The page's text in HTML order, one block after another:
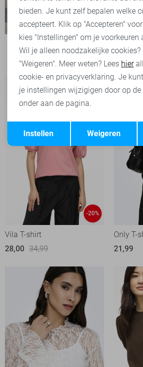
79,99
-20%
Vila T-shirt
28,00 34,99
Only T-
21,99
Terug
bieden. Je kunt zelf bepalen welke
accepteert. Klik op "Accepteren"
kies "Instellingen" om je voorkeuren
Wil je alleen noodzakelijke cookies?
"Weigeren". Meer weten? Lees hier
cookie- en privacyverklaring. Je
je instellingen wijzigigen door op
onder aan de pagina.
Weigeren
Instellen